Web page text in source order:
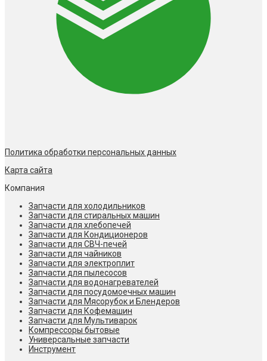
Политика обработки персональных данных
Карта сайта
Компания
Запчасти для холодильников
Запчасти для стиральных машин
Запчасти для хлебопечей
Запчасти для Кондиционеров
Запчасти для СВЧ-печей
Запчасти для чайников
Запчасти для электроплит
Запчасти для пылесосов
Запчасти для водонагревателей
Запчасти для посудомоечных машин
Запчасти для Мясорубок и Блендеров
Запчасти для Кофемашин
Запчасти для Мультиварок
Компрессоры бытовые
Универсальные запчасти
Инструмент